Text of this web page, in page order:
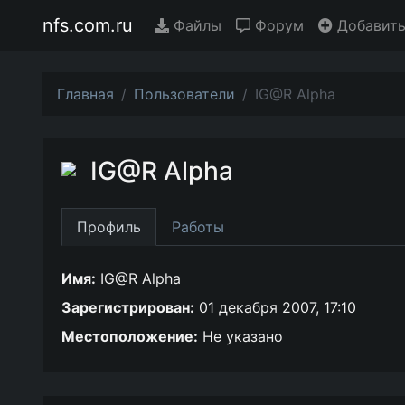
nfs.com.ru Файлы Форум
Главная Пользователи IG@R Alpha
IG@R Alpha
Профиль Работы
Имя: IG@R Alpha
Зарегистрирован: 01 декабря 2007, 17:10
Местоположение: Не указано